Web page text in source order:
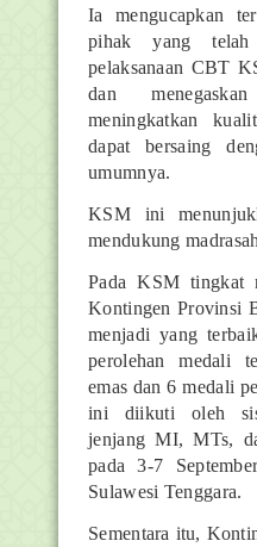
Ia mengucapkan
pihak yang telah
pelaksanaan CBT
dan
meningkatkan
dapat bersaing
umumnya.
KSM ini
mendukung
Pada KSM tingkat
Kontingen Provinsi
menjadi yang
perolehan medali
emas dan 6 medali
ini diikuti oleh
jenjang MI, MTs,
pada 3-7
Sulawesi Tenggara.
Sementara itu,